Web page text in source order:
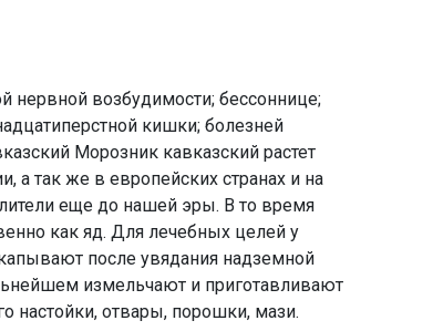
нервной возбудимости; бессоннице;
кишки; болезней
Морозник кавказский растет
так же в европейских странах и на
еще до нашей эры. В то время
как яд. Для лечебных целей у
после увядания надземной
измельчают и приготавливают
настойки, отвары, порошки, мази.